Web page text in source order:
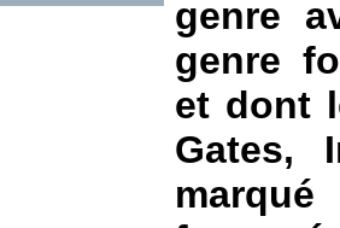
genre
genre
et dont
Gates,